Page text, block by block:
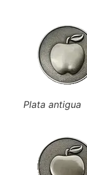
Plata antigua